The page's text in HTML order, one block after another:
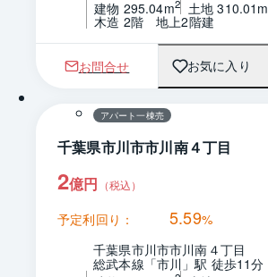
建物 295.04m2 土地 310.01m
木造 2階　地上2階建
お問合せ お気に入り
1 / 0
アパート一棟売
千葉県市川市市川南４丁目
2億円 （税込）
予定利回り： 5.59%
千葉県市川市市川南４丁目
総武本線「市川」駅 徒歩11分